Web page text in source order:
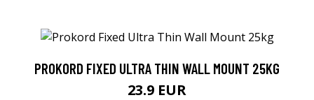
PROKORD FIXED ULTRA THIN WALL MOUNT 25KG
23.9 EUR